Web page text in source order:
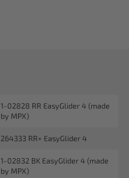
1-02828 RR EasyGlider 4 (made
by MPX)
264333 RR+ EasyGlider 4
1-02832 BK EasyGlider 4 (made
by MPX)